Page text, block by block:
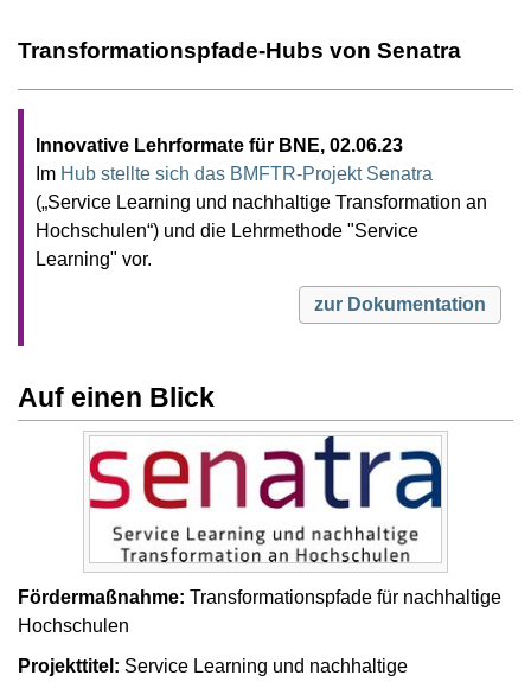
Transformationspfade-Hubs von Senatra
Innovative Lehrformate für BNE, 02.06.23
Im Hub stellte sich das BMFTR-Projekt Senatra
(„Service Learning und nachhaltige Transformation an
Hochschulen“) und die Lehrmethode "Service
Learning" vor.
zur Dokumentation
Auf einen Blick
Fördermaßnahme: Transformationspfade für nachhaltige
Hochschulen
Projekttitel: Service Learning und nachhaltige